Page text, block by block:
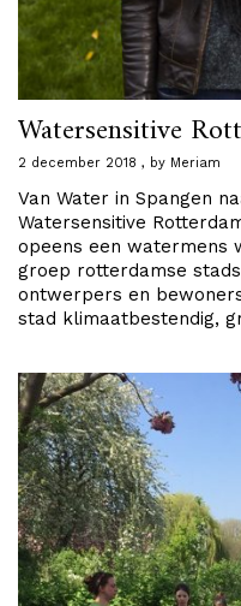
Watersensitive
2 december 2018 by Meriam
Van Water in Spangen
Watersensitive
opeens een watermens
groep rotterdamse
ontwerpers en
stad klimaatbestendig,